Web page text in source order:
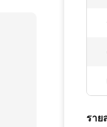
ราย